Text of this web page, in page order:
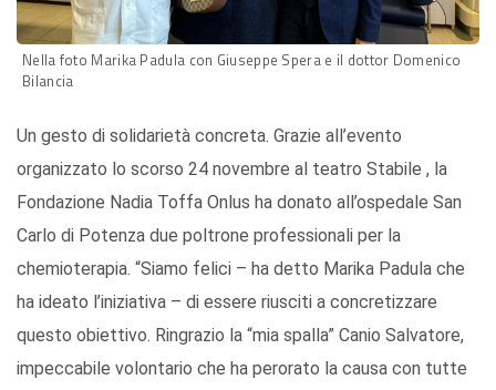
Nella foto Marika Padula con Giuseppe Spera e il dottor Domenico
Bilancia
Un gesto di solidarietà concreta. Grazie all’evento
organizzato lo scorso 24 novembre al teatro Stabile , la
Fondazione Nadia Toffa Onlus ha donato all’ospedale San
Carlo di Potenza due poltrone professionali per la
chemioterapia. “Siamo felici – ha detto Marika Padula che
ha ideato l’iniziativa – di essere riusciti a concretizzare
questo obiettivo. Ringrazio la “mia spalla” Canio Salvatore,
impeccabile volontario che ha perorato la causa con tutte